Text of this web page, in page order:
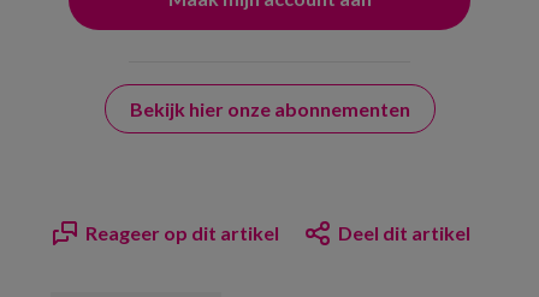
Bekijk hier onze abonnementen
Reageer op dit artikel Deel dit artikel